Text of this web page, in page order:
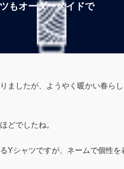
もオーダーメイドで
ましたが、ようやく暖かい春ら
どでしたね。
Yシャツですが、ネームで個性を